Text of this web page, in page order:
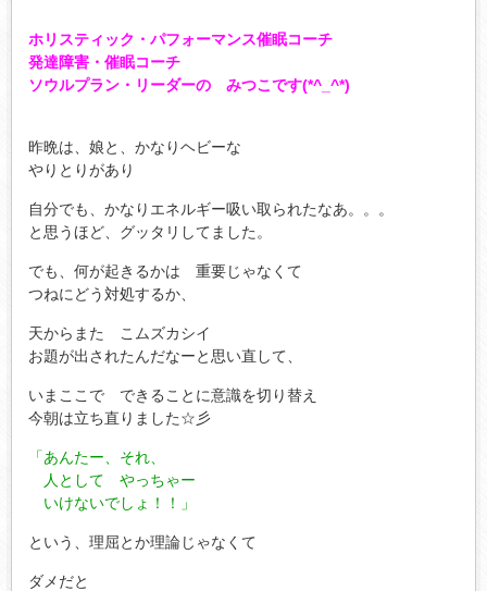
ホリスティック・パフォーマンス催眠コーチ
発達障害・催眠コーチ
ソウルプラン・リーダーの みつこです(*^_^*)
昨晩は、娘と、かなりヘビーな
やりとりがあり
自分でも、かなりエネルギー吸い取られたなあ。。。
と思うほど、グッタリしてました。
でも、何が起きるかは 重要じゃなくて
つねにどう対処するか、
天からまた こムズカシイ
お題が出されたんだなーと思い直して、
いまここで できることに意識を切り替え
今朝は立ち直りました☆彡
「あんたー、それ、
人として やっちゃー
いけないでしょ！！」
という、理屈とか理論じゃなくて
ダメだと